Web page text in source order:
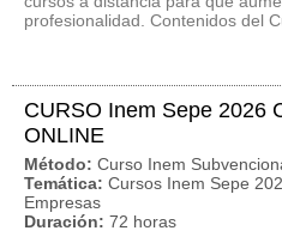
profesionalidad. Contenidos del
CURSO Inem Sepe 2026
ONLINE
Método: Curso Inem
Temática: Cursos Inem Sepe
Empresas
Duración: 72 horas